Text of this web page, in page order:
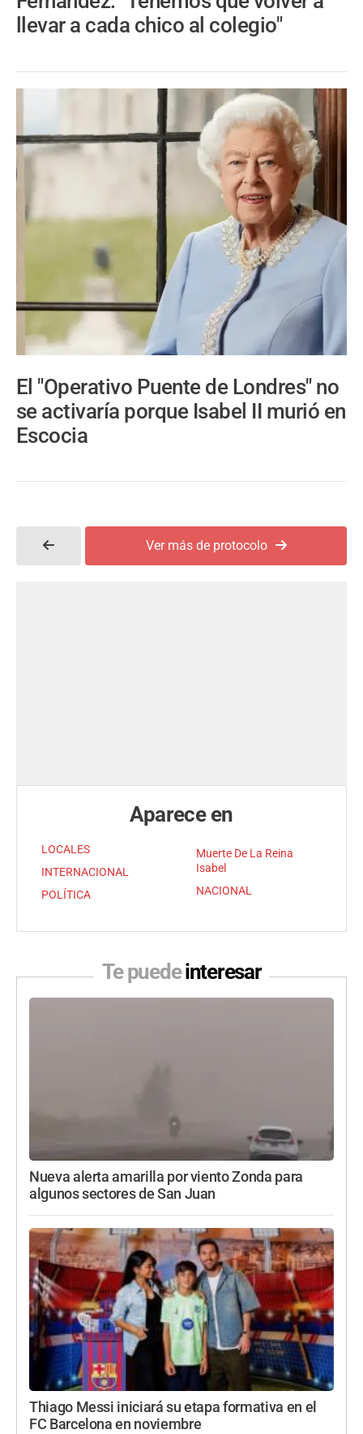
llevar a cada chico al colegio"
El "Operativo Puente de Londres" no
se activaría porque Isabel II murió en
Escocia
Ver más de protocolo
Aparece en
LOCALES
INTERNACIONAL
POLÍTICA
Muerte De La Reina
Isabel
NACIONAL
Te puedeinteresar
Nueva alerta amarilla por viento Zonda para
algunos sectores de San Juan
Thiago Messi iniciará su etapa formativa en el
FC Barcelona en noviembre